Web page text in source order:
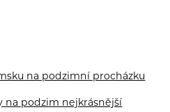
na podzimní procházku
na podzim nejkrásnější